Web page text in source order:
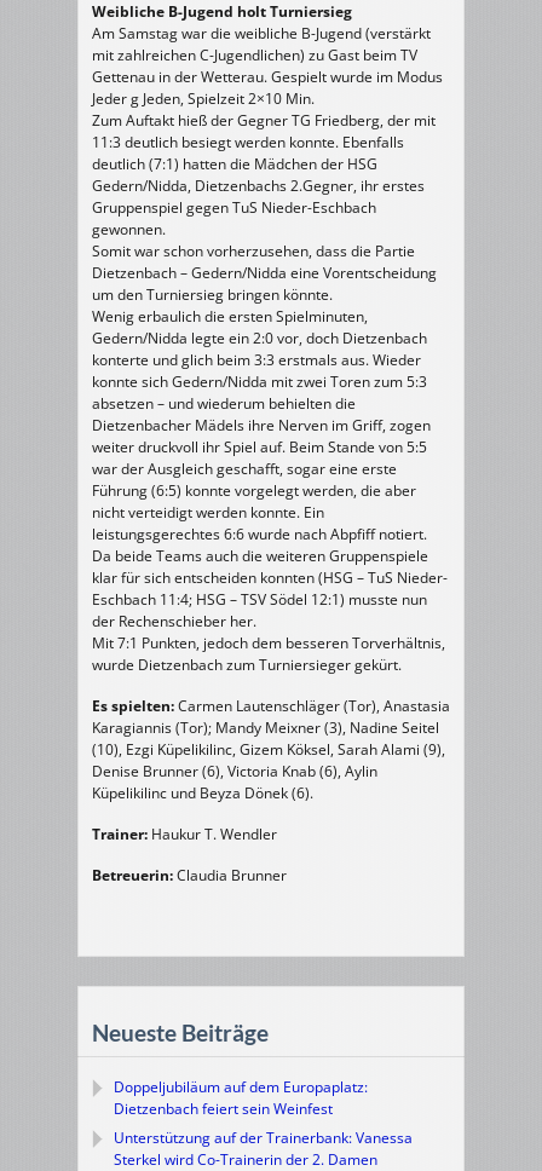
Weibliche B-Jugend holt Turniersieg
Am Samstag war die weibliche B-Jugend (verstärkt
mit zahlreichen C-Jugendlichen) zu Gast beim TV
Gettenau in der Wetterau. Gespielt wurde im Modus
Jeder g Jeden, Spielzeit 2×10 Min.
Zum Auftakt hieß der Gegner TG Friedberg, der mit
11:3 deutlich besiegt werden konnte. Ebenfalls
deutlich (7:1) hatten die Mädchen der HSG
Gedern/Nidda, Dietzenbachs 2.Gegner, ihr erstes
Gruppenspiel gegen TuS Nieder-Eschbach
gewonnen.
Somit war schon vorherzusehen, dass die Partie
Dietzenbach – Gedern/Nidda eine Vorentscheidung
um den Turniersieg bringen könnte.
Wenig erbaulich die ersten Spielminuten,
Gedern/Nidda legte ein 2:0 vor, doch Dietzenbach
konterte und glich beim 3:3 erstmals aus. Wieder
konnte sich Gedern/Nidda mit zwei Toren zum 5:3
absetzen – und wiederum behielten die
Dietzenbacher Mädels ihre Nerven im Griff, zogen
weiter druckvoll ihr Spiel auf. Beim Stande von 5:5
war der Ausgleich geschafft, sogar eine erste
Führung (6:5) konnte vorgelegt werden, die aber
nicht verteidigt werden konnte. Ein
leistungsgerechtes 6:6 wurde nach Abpfiff notiert.
Da beide Teams auch die weiteren Gruppenspiele
klar für sich entscheiden konnten (HSG – TuS Nieder-
Eschbach 11:4; HSG – TSV Södel 12:1) musste nun
der Rechenschieber her.
Mit 7:1 Punkten, jedoch dem besseren Torverhältnis,
wurde Dietzenbach zum Turniersieger gekürt.
Es spielten:Carmen Lautenschläger (Tor), Anastasia
Karagiannis (Tor); Mandy Meixner (3), Nadine Seitel
(10), Ezgi Küpelikilinc, Gizem Köksel, Sarah Alami (9),
Denise Brunner (6), Victoria Knab (6), Aylin
Küpelikilinc und Beyza Dönek (6).
Trainer: Haukur T. Wendler
Betreuerin:Claudia Brunner
Neueste Beiträge
Doppeljubiläum auf dem Europaplatz:
Dietzenbach feiert sein Weinfest
Unterstützung auf der Trainerbank: Vanessa
Sterkel wird Co-Trainerin der 2. Damen